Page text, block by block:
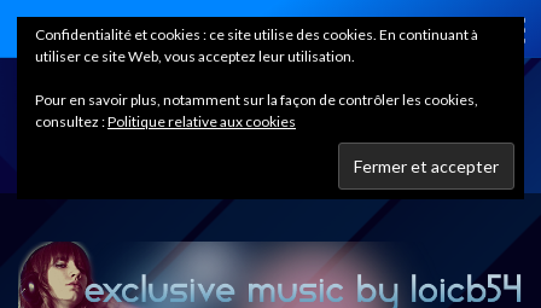
Home
Confidentialité et cookies : ce site utilise des cookies. En continuant à
utiliser ce site Web, vous acceptez leur utilisation.
Pour en savoir plus, notamment sur la façon de contrôler les cookies,
consultez :Politique relative aux cookies